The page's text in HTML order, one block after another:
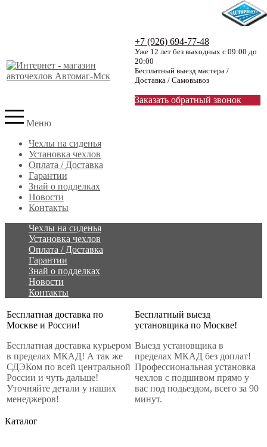
+7 (926) 694-77-48
Уже 12 лет без выходных с 09:00 до
20:00
Бесплатный выезд мастера /
Доставка / Самовывоз
Заказать обратный звонок
Меню
Чехлы на сиденья
Установка чехлов
Оплата / Доставка
Гарантии
Знай о подделках
Новости
Контакты
Чехлы на сиденья
Установка чехлов
Оплата / Доставка
Гарантии
Знай о подделках
Новости
Контакты
Бесплатная доставка по
Москве и России!
Бесплатная доставка курьером
в пределах МКАД! А так же
СДЭКом по всей центральной
России и чуть дальше!
Уточняйте детали у наших
менеджеров!
Бесплатный выезд
установщика по Москве!
Выезд установщика в
пределах МКАД без доплат!
Профессиональная установка
чехлов с подшивом прямо у
вас под подьездом, всего за 90
минут.
Каталог